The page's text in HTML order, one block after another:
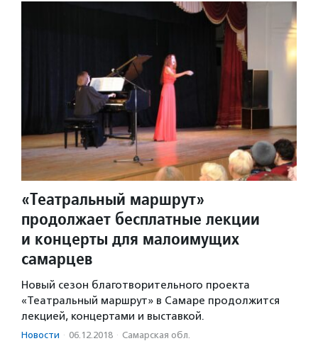
«Театральный маршрут»
продолжает бесплатные лекции
и концерты для малоимущих
самарцев
Новый сезон благотворительного проекта
«Театральный маршрут» в Самаре продолжится
лекцией, концертами и выставкой.
Новости · 06.12.2018 · Самарская обл.